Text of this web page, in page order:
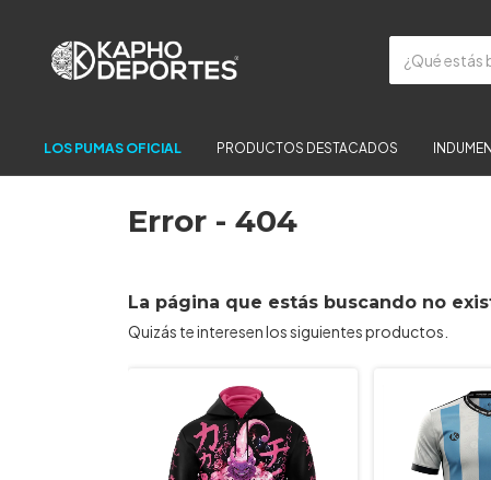
LOS PUMAS OFICIAL PRODUCTOS DESTACADOS
Error - 404
La página que estás buscando no
Quizás te interesen los siguientes productos.